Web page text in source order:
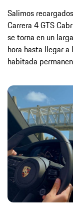
Salimos
Carrera 4 GTS
se torna en un
hora hasta llegar
habitada